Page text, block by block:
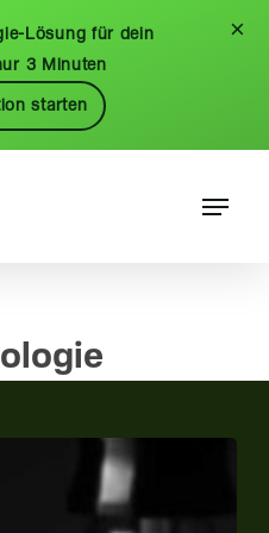
Lösung für dein
3 Minuten
starten
×